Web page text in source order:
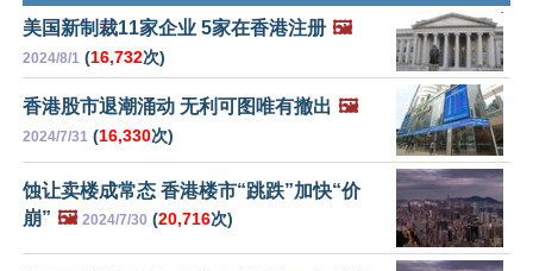
美国新制裁11家企业 5家在香港注册 🖼️
2024/8/1 (16,732次)
香港股市退潮涌动 无利可图唯有撤出 🖼️
2024/7/31 (16,330次)
蚀让卖楼成常态 香港楼市“跳跌”加快“价
崩” 🖼️ 2024/7/30 (20,716次)